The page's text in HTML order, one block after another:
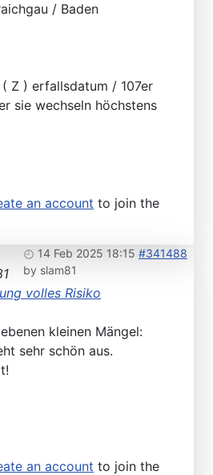
/ Baden
Z ) erfallsdatum / 107er
sie wechseln höchstens
an account to join the
14 Feb 2025 18:15 #341488
by slam81
volles Risiko
kleinen Mängel:
sehr schön aus.
an account to join the